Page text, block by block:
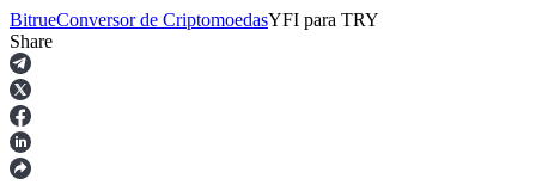
Futuros
BitrueConversor de CriptomoedasYFI para TRY
Share